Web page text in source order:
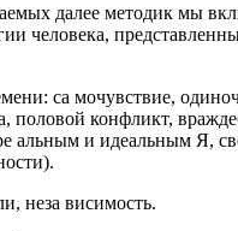
далее методик мы
человека,
са мочувствие,
половой конфликт,
альным и идеальным Я,
неза висимость.